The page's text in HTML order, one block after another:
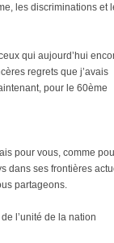
les discriminations et
qui aujourd’hui
regrets que j’avais
pour le 60ème
pour vous, comme
dans ses frontières
partageons.
l’unité de la nation